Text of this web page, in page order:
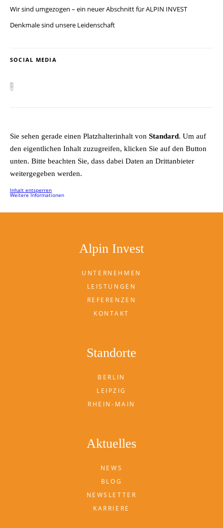
Wir sind umgezogen – ein neuer Abschnitt für ALPIN INVEST
Denkmale sind unsere Leidenschaft
SOCIAL MEDIA
Sie sehen gerade einen Platzhalterinhalt von Standard. Um auf
den eigentlichen Inhalt zuzugreifen, klicken Sie auf den Button
unten. Bitte beachten Sie, dass dabei Daten an Drittanbieter
weitergegeben werden.
Inhalt entsperren
Weitere Informationen
Alpin Invest
UNTERNEHMEN
LEISTUNGEN
REFERENZEN
KONTAKT
Standorte
BERLIN
LEIPZIG
RHEIN-MAIN
Aktuelles
NEWS
BLOG
NEWSLETTER
KARRIERE